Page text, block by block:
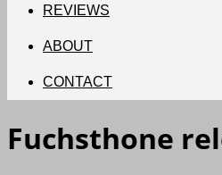
REVIEWS
ABOUT
CONTACT
Fuchsthone